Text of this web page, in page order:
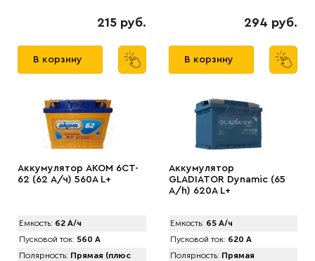
215 руб.
В корзину
294 руб.
В корзину
Аккумулятор АКОМ 6CT-
62 (62 А/ч) 560А L+
Емкость: 62 А/ч
Пусковой ток: 560 А
Полярность: Прямая (плюс
Аккумулятор
GLADIATOR Dynamic (65
А/h) 620A L+
Емкость: 65 А/ч
Пусковой ток: 620 А
Полярность: Прямая